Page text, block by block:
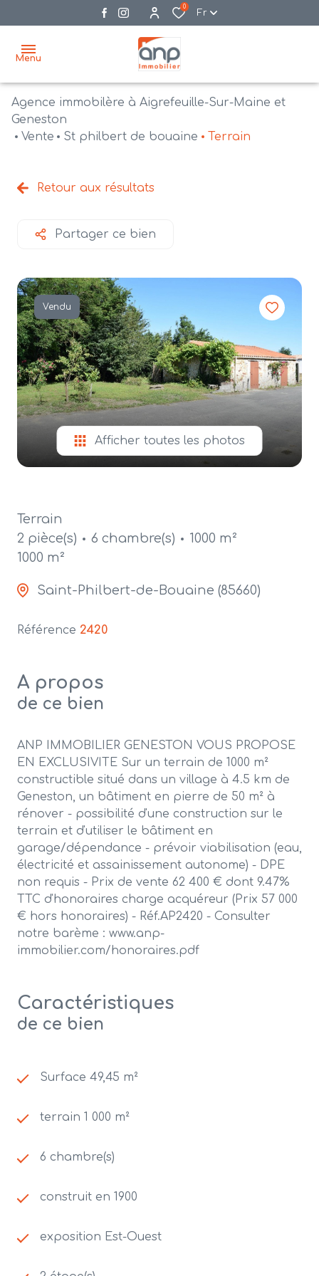
0
Fr
Menu
accueil
vente
agences
estimation
alerte
e-
mail
contact
Agence immobilère à Aigrefeuille-Sur-Maine et
Geneston
Vente
St philbert de bouaine Terrain
Retour aux résultats
Partager ce bien
Vendu
Afficher toutes les photos
Terrain
2 pièce(s)
6 chambre(s)
1000 m²
1000 m²
Saint-Philbert-de-Bouaine (85660)
Référence 2420
A propos
de ce bien
ANP IMMOBILIER GENESTON VOUS PROPOSE
EN EXCLUSIVITE Sur un terrain de 1000 m²
constructible situé dans un village à 4.5 km de
Geneston, un bâtiment en pierre de 50 m² à
rénover - possibilité d'une construction sur le
terrain et d'utiliser le bâtiment en
garage/dépendance - prévoir viabilisation (eau,
électricité et assainissement autonome) - DPE
non requis - Prix de vente 62 400 € dont 9.47%
TTC d'honoraires charge acquéreur (Prix 57 000
€ hors honoraires) - Réf.AP2420 - Consulter
notre barème : www.anp-
immobilier.com/honoraires.pdf
Caractéristiques
de ce bien
Surface 49,45 m²
terrain 1 000 m²
6 chambre(s)
construit en 1900
exposition Est-Ouest